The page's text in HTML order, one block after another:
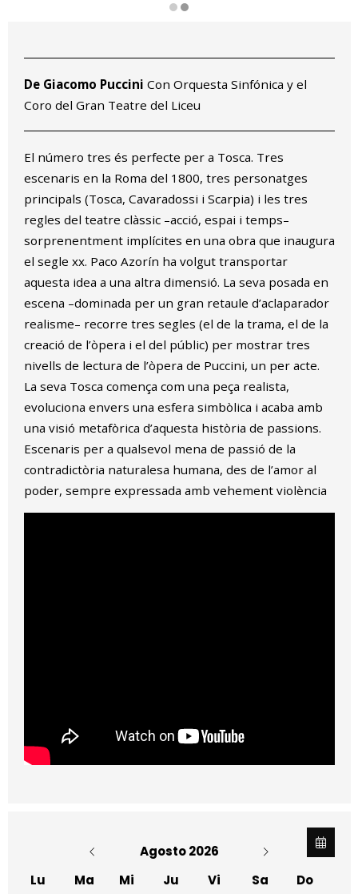
De Giacomo Puccini Con Orquesta Sinfónica y el
Coro del Gran Teatre del Liceu
El número tres és perfecte per a Tosca. Tres
escenaris en la Roma del 1800, tres personatges
principals (Tosca, Cavaradossi i Scarpia) i les tres
regles del teatre clàssic –acció, espai i temps–
sorprenentment implícites en una obra que inaugura
el segle xx. Paco Azorín ha volgut transportar
aquesta idea a una altra dimensió. La seva posada en
escena –dominada per un gran retaule d’aclaparador
realisme– recorre tres segles (el de la trama, el de la
creació de l’òpera i el del públic) per mostrar tres
nivells de lectura de l’òpera de Puccini, un per acte.
La seva Tosca comença com una peça realista,
evoluciona envers una esfera simbòlica i acaba amb
una visió metafòrica d’aquesta història de passions.
Escenaris per a qualsevol mena de passió de la
contradictòria naturalesa humana, des de l’amor al
poder, sempre expressada amb vehement violència
Agosto 2026
Lu
Ma Mi Ju Vi Sa Do